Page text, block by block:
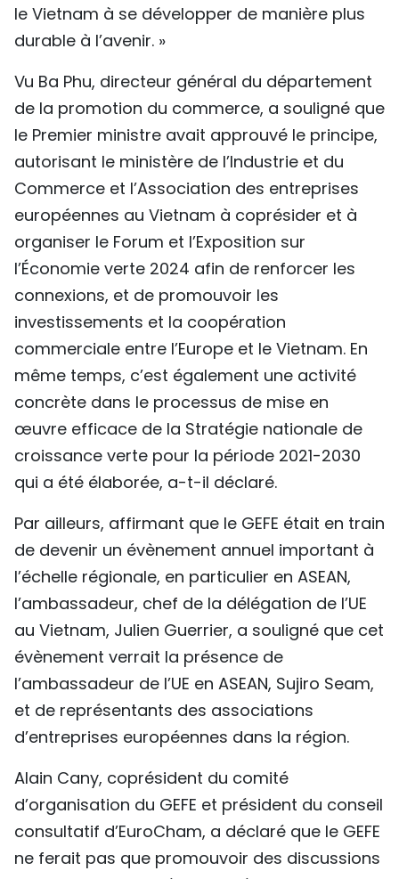
le Vietnam à se développer de manière plus
durable à l’avenir. »
Vu Ba Phu, directeur général du département
de la promotion du commerce, a souligné que
le Premier ministre avait approuvé le principe,
autorisant le ministère de l’Industrie et du
Commerce et l’Association des entreprises
européennes au Vietnam à coprésider et à
organiser le Forum et l’Exposition sur
l’Économie verte 2024 afin de renforcer les
connexions, et de promouvoir les
investissements et la coopération
commerciale entre l’Europe et le Vietnam. En
même temps, c’est également une activité
concrète dans le processus de mise en
œuvre efficace de la Stratégie nationale de
croissance verte pour la période 2021-2030
qui a été élaborée, a-t-il déclaré.
Par ailleurs, affirmant que le GEFE était en train
de devenir un évènement annuel important à
l’échelle régionale, en particulier en ASEAN,
l’ambassadeur, chef de la délégation de l’UE
au Vietnam, Julien Guerrier, a souligné que cet
évènement verrait la présence de
l’ambassadeur de l’UE en ASEAN, Sujiro Seam,
et de représentants des associations
d’entreprises européennes dans la région.
Alain Cany, coprésident du comité
d’organisation du GEFE et président du conseil
consultatif d’EuroCham, a déclaré que le GEFE
ne ferait pas que promouvoir des discussions